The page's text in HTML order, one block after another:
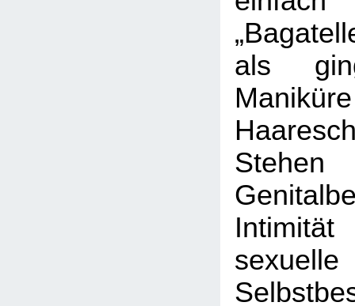
als
sexuelle